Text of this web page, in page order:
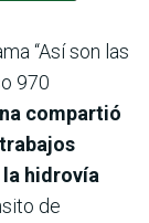
“Así son las
970
compartió
hidrovía
de